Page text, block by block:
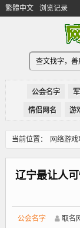
繁體中文 浏览记录
公会名字
情侣网名 游
当前位置： 网络游戏
辽宁最让人
公会名字 取名